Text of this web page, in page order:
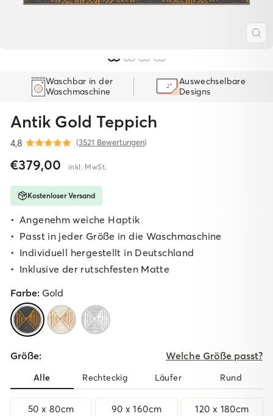
Waschbar in der
Waschmaschine
Auswechselbare
Designs
Antik Gold Teppich
4,8 (3521 Bewertungen)
Normaler
Sonderpreis
€379,00 inkl. MwSt.
Kostenloser Versand
Angenehm weiche Haptik
Passt in jeder Größe in die Waschmaschine
Individuell hergestellt in Deutschland
Inklusive der rutschfesten Matte
Farbe: Gold
Größe: Welche Größe passt?
Alle Rechteckig Läufer Rund
50 x 80cm 90 x 160cm 120 x 180cm